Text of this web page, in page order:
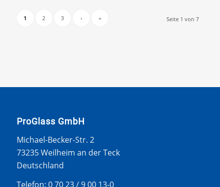
Seite 1 von 7
1 2 3 › »
ProGlass GmbH
Michael-Becker-Str. 2
73235 Weilheim an der Teck
Deutschland
Telefon: 0 70 23 / 9 00 13-0